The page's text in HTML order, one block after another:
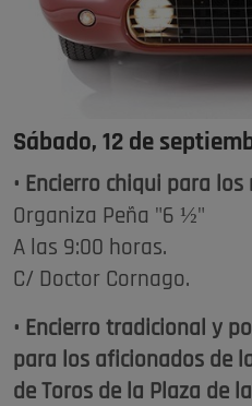
Sábado, 12 de
• Encierro chiqui para
Organiza Peña "6 ½"
A las 9:00 horas.
C/ Doctor Cornago.
• Encierro tradicional y
para los aficionados de
de Toros de la Plaza de